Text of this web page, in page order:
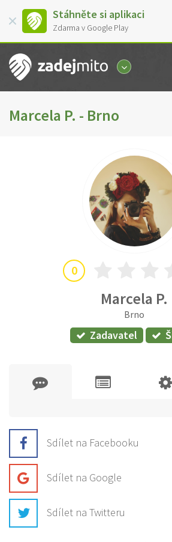
Stáhněte si aplikaci
Zdarma v Google Play
Marcela P. - Brno
0
Marcela P.
Brno
Zadavatel
Sdílet na Facebooku
Sdílet na Google
Sdílet na Twitteru